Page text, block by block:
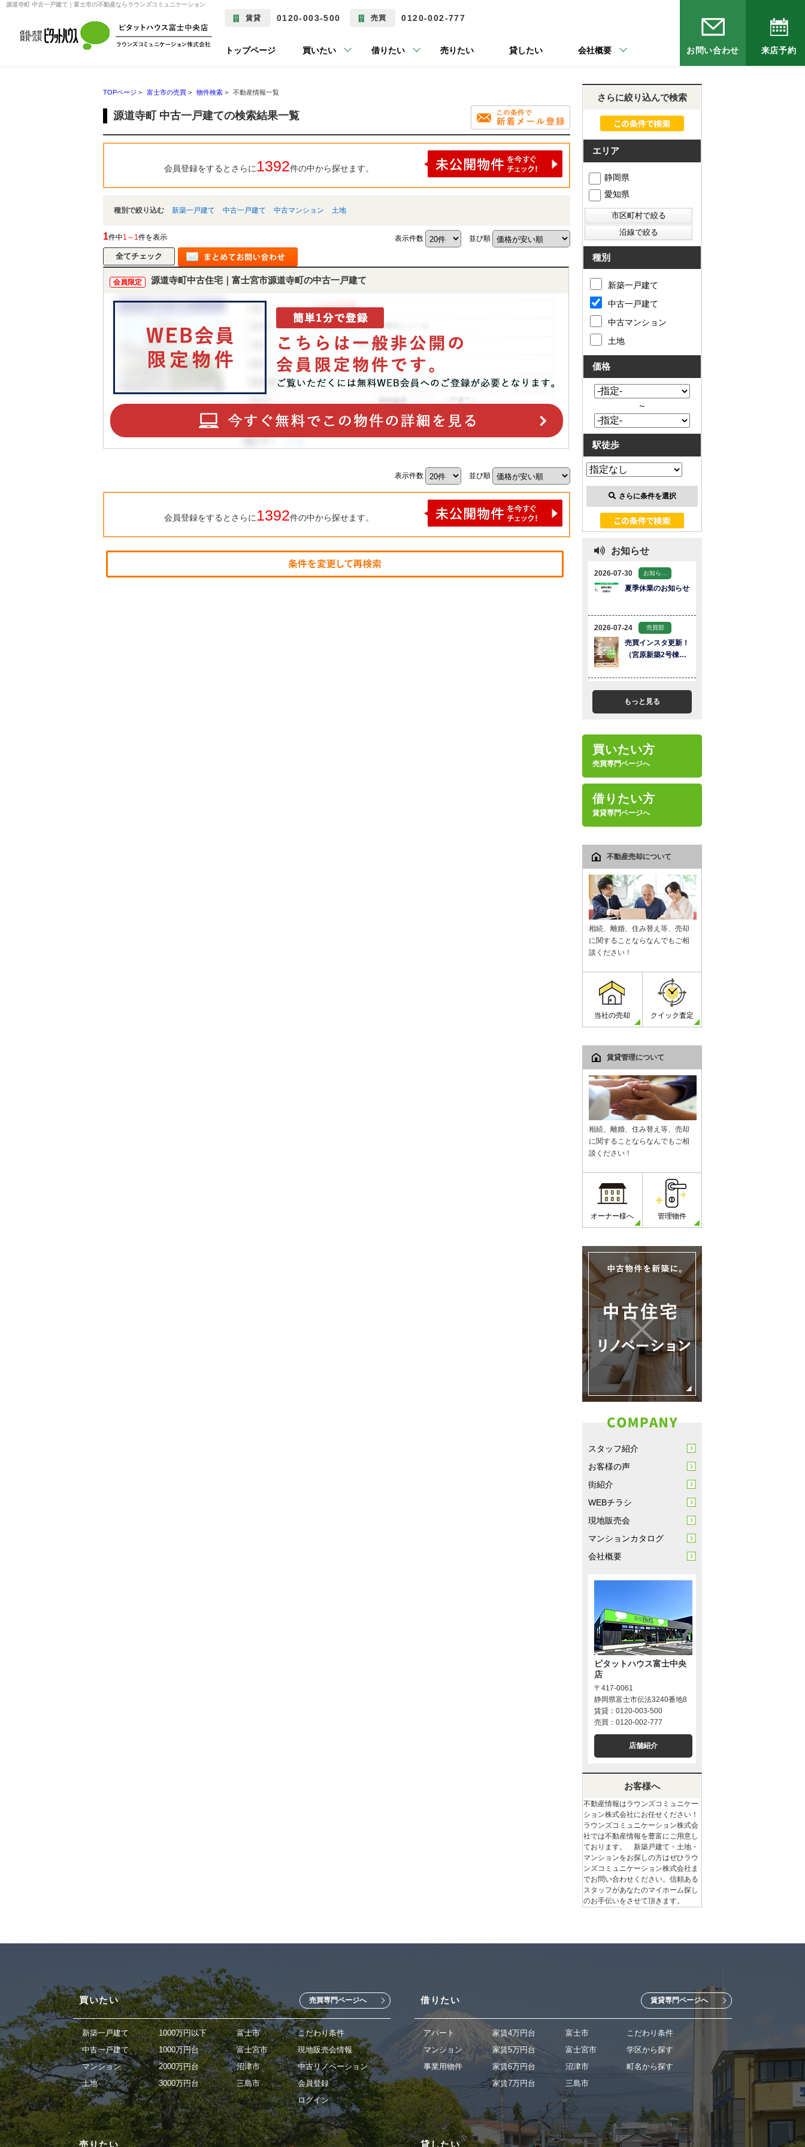
源道寺町 中古一戸建て｜富士市の不動産ならラウンズコミュニケーション
賃貸 0120-003-500 売買 0120-002-777
トップページ 買いたい 借りたい 売りたい 貸したい 会社概要 お問い合わせ 来店予約
TOPページ > 富士市の売買 > 物件検索 > 不動産情報一覧
源道寺町 中古一戸建ての検索結果一覧
会員登録をするとさらに 1392件の中から探せます。
種別で絞り込む 新築一戸建て 中古一戸建て 中古マンション 土地
1件中1～1件を表示 表示件数 並び順
会員限定 源道寺町中古住宅｜富士宮市源道寺町の中古一戸建て
表示件数 並び順
会員登録をするとさらに 1392件の中から探せます。
さらに絞り込んで検索
エリア
静岡県
愛知県
種別
新築一戸建て
中古一戸建て
中古マンション
土地
価格
～
駅徒歩
さらに条件を選択
お知らせ
もっと見る
買いたい方
売買専門ページへ
借りたい方
賃貸専門ページへ
不動産売却について
相続、離婚、住み替え等、売却
に関することならなんでもご相
談ください！
当社の売却 クイック査定
賃貸管理について
相続、離婚、住み替え等、売却
に関することならなんでもご相
談ください！
オーナー様へ 管理物件
スタッフ紹介
お客様の声
街紹介
WEBチラシ
現地販売会
マンションカタログ
会社概要
ピタットハウス富士中央
店
〒417-0061
静岡県富士市伝法3240番地8
賃貸：0120-003-500
売買：0120-002-777
店舗紹介
お客様へ
不動産情報はラウンズコミュニケー
ション株式会社にお任せください！
ラウンズコミュニケーション株式会
社では不動産情報を豊富にご用意し
ております。 新築戸建て・土地・
マンションをお探しの方はぜひラウ
ンズコミュニケーション株式会社ま
でお問い合わせください。信頼ある
スタッフがあなたのマイホーム探し
のお手伝いをさせて頂きます。
買いたい 売買専門ページへ
新築一戸建て
中古一戸建て
マンション
土地
1000万円以下
1000万円台
2000万円台
3000万円台
富士市
富士宮市
沼津市
三島市
こだわり条件
現地販売会情報
中古リノベーション
会員登録
ログイン
借りたい 賃貸専門ページへ
アパート
マンション
事業用物件
家賃4万円台
家賃5万円台
家賃6万円台
家賃7万円台
富士市
富士宮市
沼津市
三島市
こだわり条件
学区から探す
町名から探す
売りたい 貸したい